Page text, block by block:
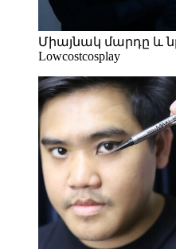
Միայնակ մարդը և
Lowcostcosplay